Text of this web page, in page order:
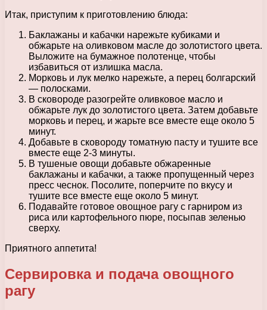
Итак, приступим к приготовлению блюда:
Баклажаны и кабачки нарежьте кубиками и
обжарьте на оливковом масле до золотистого цвета.
Выложите на бумажное полотенце, чтобы
избавиться от излишка масла.
Морковь и лук мелко нарежьте, а перец болгарский
— полосками.
В сковороде разогрейте оливковое масло и
обжарьте лук до золотистого цвета. Затем добавьте
морковь и перец, и жарьте все вместе еще около 5
минут.
Добавьте в сковороду томатную пасту и тушите все
вместе еще 2-3 минуты.
В тушеные овощи добавьте обжаренные
баклажаны и кабачки, а также пропущенный через
пресс чеснок. Посолите, поперчите по вкусу и
тушите все вместе еще около 5 минут.
Подавайте готовое овощное рагу с гарниром из
риса или картофельного пюре, посыпав зеленью
сверху.
Приятного аппетита!
Сервировка и подача овощного
рагу